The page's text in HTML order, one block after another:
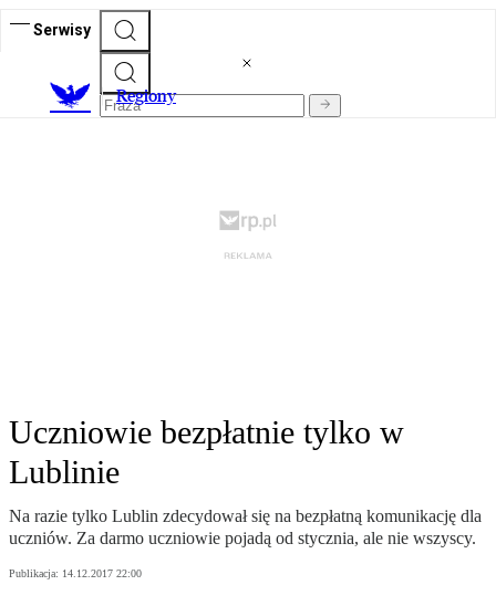
Serwisy
Regiony
Uczniowie bezpłatnie tylko w
Lublinie
Na razie tylko Lublin zdecydował się na bezpłatną komunikację dla
uczniów. Za darmo uczniowie pojadą od stycznia, ale nie wszyscy.
Publikacja: 14.12.2017 22:00